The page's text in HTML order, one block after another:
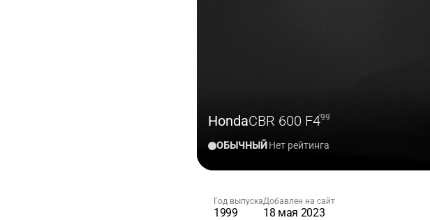
HondaCBR 600 F4'99
ОБЫЧНЫЙНет рейтинга
Год выпуска
1999
Добавлен на сайт
18 мая 2023